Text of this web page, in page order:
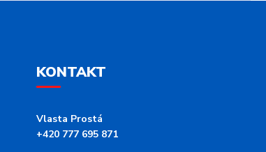
KONTAKT
Vlasta Prostá
+420 777 695 871